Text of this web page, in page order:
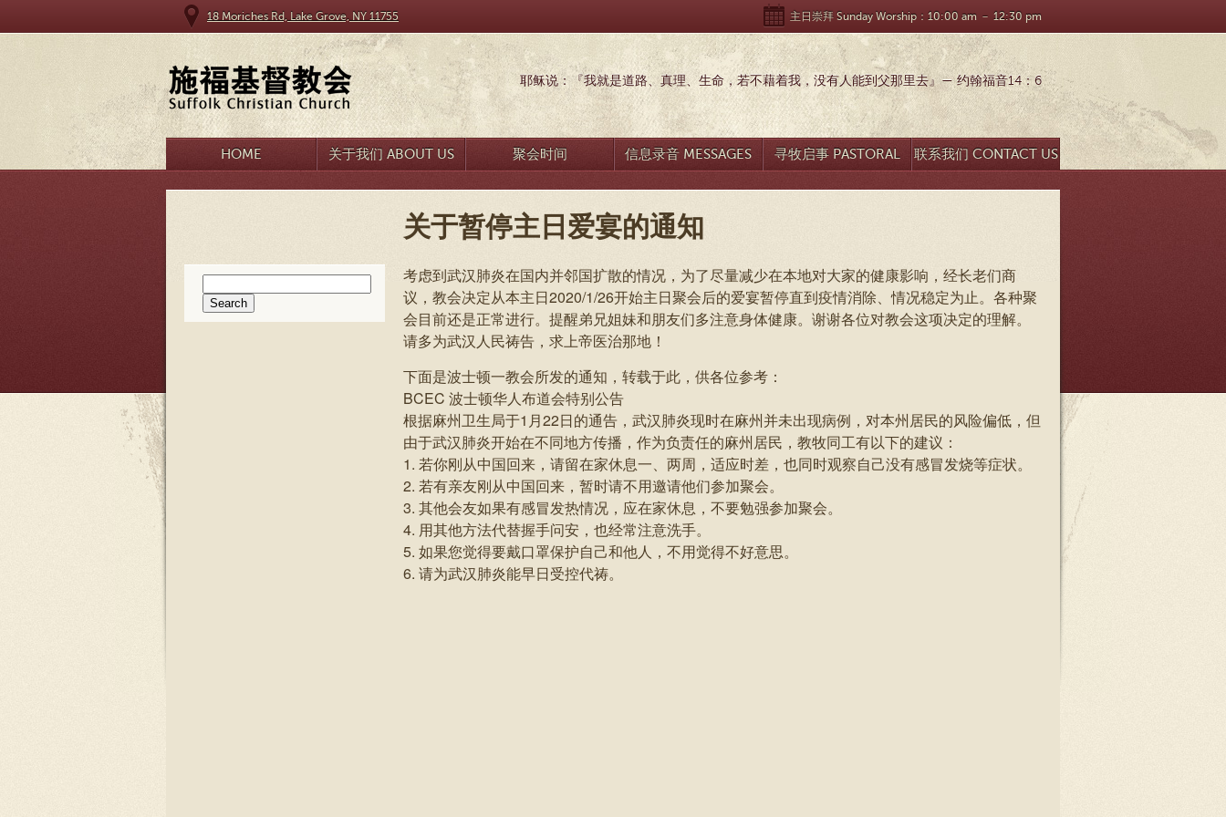
18 Moriches Rd, Lake Grove, NY 11755 主日崇拜 Sunday Worship：10:00 am － 12:30 pm
耶稣说：『我就是道路、真理、生命，若不藉着我，没有人能到父那里去』— 约翰福音14：6
HOME 关于我们 ABOUT US 聚会时间 信息录音 MESSAGES
寻牧启事 PASTORAL
SEARCH
联系我们 CONTACT US
关于暂停主日爱宴的通知
for:
考虑到武汉肺炎在国内并邻国扩散的情况，为了尽量减少在本地对大家的健康影响，经长老们商
议，教会决定从本主日2020/1/26开始主日聚会后的爱宴暂停直到疫情消除、情况稳定为止。各种聚
会目前还是正常进行。提醒弟兄姐妹和朋友们多注意身体健康。谢谢各位对教会这项决定的理解。
请多为武汉人民祷告，求上帝医治那地！
下面是波士顿一教会所发的通知，转载于此，供各位参考：
BCEC 波士顿华人布道会特别公告
根据麻州卫生局于1月22日的通告，武汉肺炎现时在麻州并未出现病例，对本州居民的风险偏低，但
由于武汉肺炎开始在不同地方传播，作为负责任的麻州居民，教牧同工有以下的建议：
1. 若你刚从中国回来，请留在家休息一、两周，适应时差，也同时观察自己没有感冒发烧等症状。
2. 若有亲友刚从中国回来，暂时请不用邀请他们参加聚会。
3. 其他会友如果有感冒发热情况，应在家休息，不要勉强参加聚会。
4. 用其他方法代替握手问安，也经常注意洗手。
5. 如果您觉得要戴口罩保护自己和他人，不用觉得不好意思。
6. 请为武汉肺炎能早日受控代祷。